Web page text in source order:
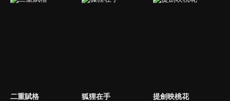
二重賦格 狐狸在手 提劍映桃花